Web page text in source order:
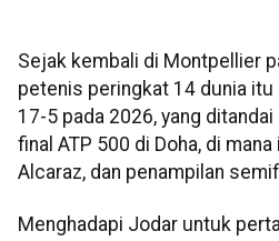
Sejak kembali di Montpellier
petenis peringkat 14 dunia
17-5 pada 2026, yang
final ATP 500 di Doha, di
Alcaraz, dan penampilan
Menghadapi Jodar untuk